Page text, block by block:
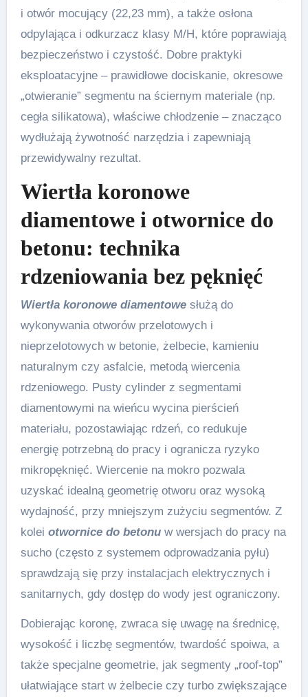
i otwór mocujący (22,23 mm), a także osłona
odpylająca i odkurzacz klasy M/H, które poprawiają
bezpieczeństwo i czystość. Dobre praktyki
eksploatacyjne – prawidłowe dociskanie, okresowe
„otwieranie” segmentu na ściernym materiale (np.
cegła silikatowa), właściwe chłodzenie – znacząco
wydłużają żywotność narzędzia i zapewniają
przewidywalny rezultat.
Wiertła koronowe
diamentowe i otwornice do
betonu: technika
rdzeniowania bez pęknięć
Wiertła koronowe diamentowesłużą do
wykonywania otworów przelotowych i
nieprzelotowych w betonie, żelbecie, kamieniu
naturalnym czy asfalcie, metodą wiercenia
rdzeniowego. Pusty cylinder z segmentami
diamentowymi na wieńcu wycina pierścień
materiału, pozostawiając rdzeń, co redukuje
energię potrzebną do pracy i ogranicza ryzyko
mikropęknięć. Wiercenie na mokro pozwala
uzyskać idealną geometrię otworu oraz wysoką
wydajność, przy mniejszym zużyciu segmentów. Z
kolei otwornice do betonuw wersjach do pracy na
sucho (często z systemem odprowadzania pyłu)
sprawdzają się przy instalacjach elektrycznych i
sanitarnych, gdy dostęp do wody jest ograniczony.
Dobierając koronę, zwraca się uwagę na średnicę,
wysokość i liczbę segmentów, twardość spoiwa, a
także specjalne geometrie, jak segmenty „roof-top”
ułatwiające start w żelbecie czy turbo zwiększające